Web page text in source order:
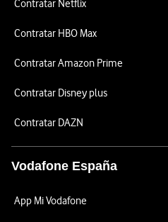
Contratar Netflix
Contratar HBO Max
Contratar Amazon Prime
Contratar Disney plus
Contratar DAZN
Vodafone España
App Mi Vodafone